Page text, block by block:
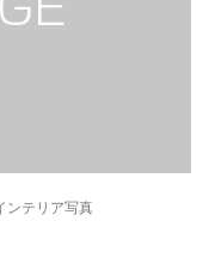
ンテリア写真